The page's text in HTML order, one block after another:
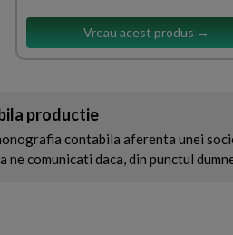
Vreau acest produs →
productie
contabila aferenta unei
comunicati daca, din punctul